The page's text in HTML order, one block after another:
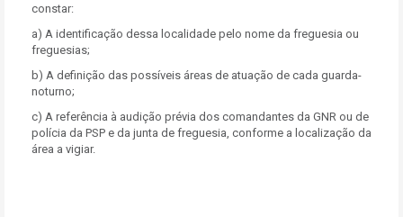
constar:
a) A identificação dessa localidade pelo nome da freguesia ou
freguesias;
b) A definição das possíveis áreas de atuação de cada guarda-
noturno;
c) A referência à audição prévia dos comandantes da GNR ou de
polícia da PSP e da junta de freguesia, conforme a localização da
área a vigiar.